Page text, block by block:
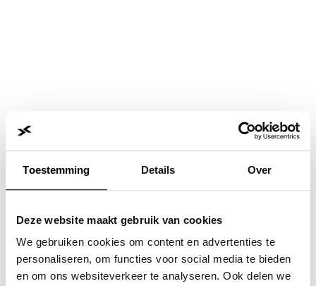
Toestemming Details Over
Deze website maakt gebruik van cookies
We gebruiken cookies om content en advertenties te
personaliseren, om functies voor social media te bieden
en om ons websiteverkeer te analyseren. Ook delen we